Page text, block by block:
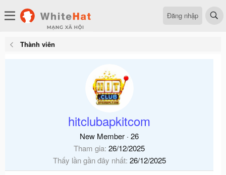
Đăng nhập
Thành viên
hitclubapkitcom
New Member · 26
Tham gia 26/12/2025
Thấy lần gần đây nhất 26/12/2025